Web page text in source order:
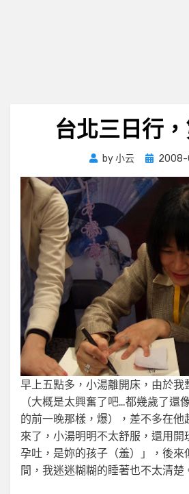
台北三日行
by小云
Posted
早上五點多，小湯離開床，由於我
（大概是太興奮了吧…都幾歲了還
的前一晚那樣，爆），差不多在他
來了，小湯明明不太舒服，還用開
孕吐，是妳的孩子（羞）」，後來
間，我迷迷糊糊的睡著也不太清楚